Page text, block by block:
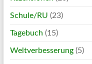
Schule/RU (23)
Tagebuch (15)
Weltverbesserung(5)